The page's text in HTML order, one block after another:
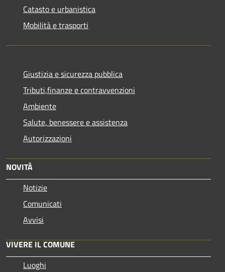
Catasto e urbanistica
Mobilità e trasporti
Giustizia e sicurezza pubblica
Tributi,finanze e contravvenzioni
Ambiente
Salute, benessere e assistenza
Autorizzazioni
NOVITÀ
Notizie
Comunicati
Avvisi
VIVERE IL COMUNE
Luoghi